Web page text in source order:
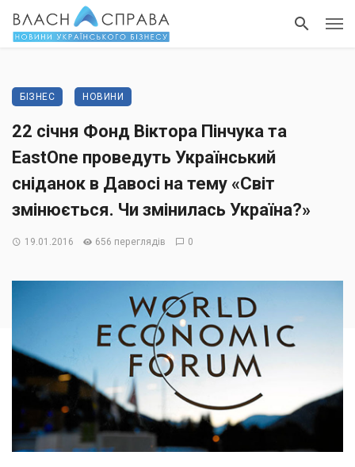
БІЗНЕС НОВИНИ
22 січня Фонд Віктора Пінчука та
EastOne проведуть Український
сніданок в Давосі на тему «Світ
змінюється. Чи змінилась Україна?»
19.01.2016 656 переглядів 0